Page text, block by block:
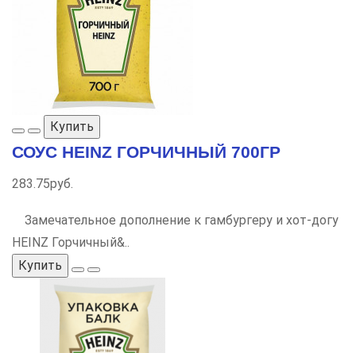
Купить
СОУС HEINZ ГОРЧИЧНЫЙ 700ГР
283.75руб.
Замечательное дополнение к гамбургеру и хот-догу
HEINZ Горчичный&..
Купить